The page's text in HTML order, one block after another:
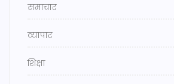
समाचार
व्यापार
शिक्षा